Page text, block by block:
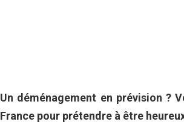
Un déménagement en prévision ?
France pour prétendre à être